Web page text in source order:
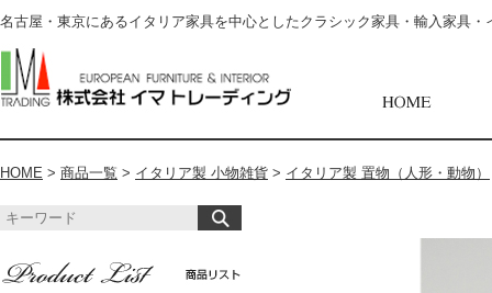
名古屋・東京にあるイタリア家具を中心としたクラシック家具・輸入家具
HOME > 商品一覧 > イタリア製 小物雑貨 > イタリア製 置物（人形・動物）